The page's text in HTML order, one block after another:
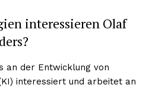
interessieren Olaf
an der Entwicklung von
interessiert und arbeitet an